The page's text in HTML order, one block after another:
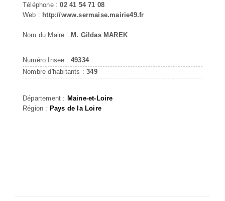
Téléphone :02 41 54 71 08
Web : http://www.sermaise.mairie49.fr
Nom du Maire : M. Gildas MAREK
Numéro Insee : 49334
Nombre d'habitants :349
Département : Maine-et-Loire
Région : Pays de la Loire